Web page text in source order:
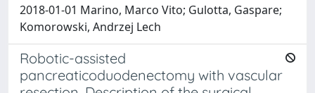
2018-01-01 Marino, Marco Vito; Gulotta, Gaspare;
Komorowski, Andrzej Lech
Robotic-assisted
pancreaticoduodenectomy with vascular